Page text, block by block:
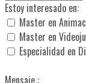
Estoy interesado en:
Master en
Master en
Especialidad en